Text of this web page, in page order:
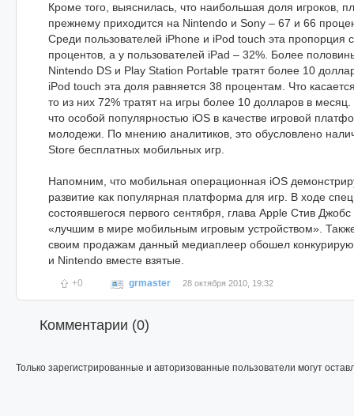
Кроме того, выяснилась, что наибольшая доля игроков,
прежнему приходится на Nintendo и Sony – 67 и 66
Среди пользователей iPhone и iPod touch эта пропорция
процентов, а у пользователей iPad – 32%. Более
Nintendo DS и Play Station Portable тратят более 10
iPod touch эта доля равняется 38 процентам. Что
то из них 72% тратят на игры более 10 долларов в
что особой популярностью iOS в качестве игровой
молодежи. По мнению аналитиков, это обусловлено
Store бесплатных мобильных игр.
Напомним, что мобильная операционная iOS
развитие как популярная платформа для игр. В ходе
состоявшегося первого сентября, глава Apple Стив
«лучшим в мире мобильным игровым устройством».
своим продажам данный медиаплеер обошел
и Nintendo вместе взятые.
+0 grmaster 28 октября 2010, 19:32
Комментарии (0)
Только зарегистрированные и авторизованные пользователи могут